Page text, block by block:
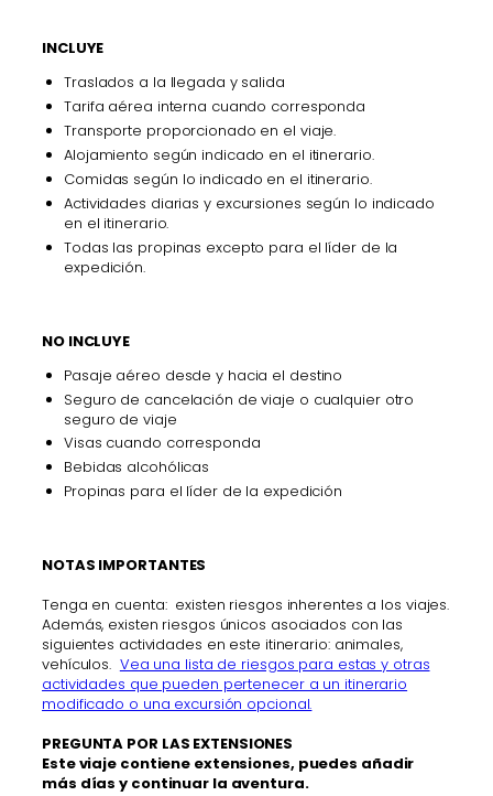
INCLUYE
Traslados a la llegada y salida
Tarifa aérea interna cuando corresponda
Transporte proporcionado en el viaje.
Alojamiento según indicado en el itinerario.
Comidas según lo indicado en el itinerario.
Actividades diarias y excursiones según lo indicado
en el itinerario.
Todas las propinas excepto para el líder de la
expedición.
NO INCLUYE
Pasaje aéreo desde y hacia el destino
Seguro de cancelación de viaje o cualquier otro
seguro de viaje
Visas cuando corresponda
Bebidas alcohólicas
Propinas para el líder de la expedición
NOTAS IMPORTANTES
Tenga en cuenta: existen riesgos inherentes a los viajes.
Además, existen riesgos únicos asociados con las
siguientes actividades en este itinerario: animales,
vehículos. Vea una lista de riesgos para estas y otras
actividades que pueden pertenecer a un itinerario
modificado o una excursión opcional.
PREGUNTA POR LAS EXTENSIONES
Este viaje contiene extensiones, puedes añadir
más días y continuar la aventura.